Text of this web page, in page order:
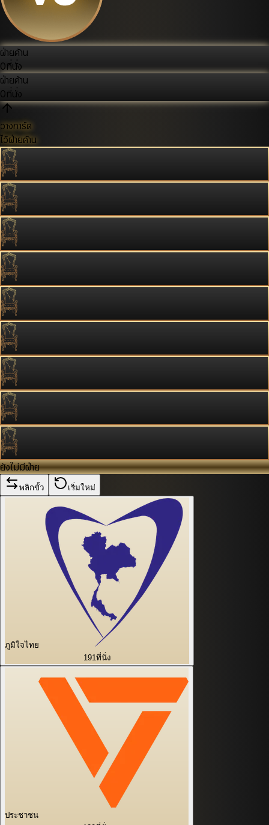
ฝ่ายค้าน
0ที่นั่ง
ฝ่ายค้าน
0ที่นั่ง
วางการ์ด
ไว้ฝ่ายค้าน
ยังไม่มีฝ่าย
พลิกขั้ว เริ่มใหม่
ภูมิใจไทย
191ที่นั่ง
ประชาชน